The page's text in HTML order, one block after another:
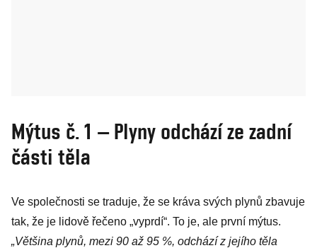
Mýtus č. 1 – Plyny odchází ze zadní
části těla
Ve společnosti se traduje, že se kráva svých plynů zbavuje
tak, že je lidově řečeno „vyprdí“. To je, ale první mýtus.
„Většina plynů, mezi 90 až 95 %, odchází z jejího těla